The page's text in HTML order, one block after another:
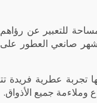
للتعبير عن رؤاهم
صانعي العطور على
عطرية فريدة
وملاءمة جميع الأذواق.